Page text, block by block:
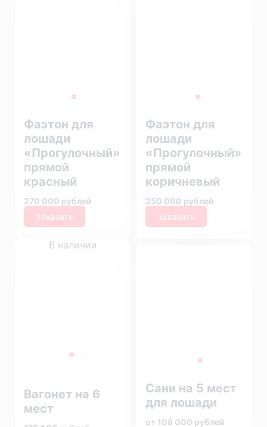
Фаэтон для
лошади
«Прогулочный»
прямой
красный
270 000 рублей
Заказать
Фаэтон для
лошади
«Прогулочный»
прямой
коричневый
250 000 рублей
Заказать
В наличии
Вагонет на 6
мест
Сани на 5 мест
для лошади
от 108 000 рублей